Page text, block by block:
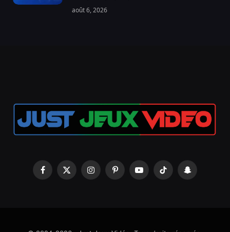
août 6, 2026
Facebook
X
InstagramPinterestYouTubeTikTok Snapchat